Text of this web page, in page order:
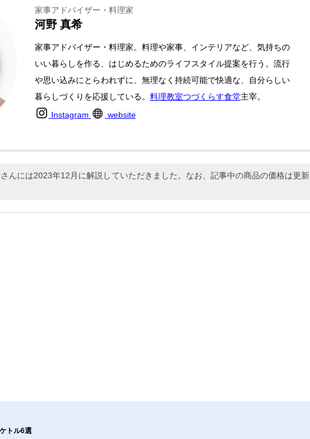
家事アドバイザー・料理家
河野 真希
家事アドバイザー・料理家。料理や家事、インテリアなど、気持ちの
いい暮らしを作る、はじめるためのライフスタイル提案を行う。流行
や思い込みにとらわれずに、無理なく持続可能で快適な、自分らしい
暮らしづくりを応援している。 料理教室つづくらす食堂主宰。
Instagram
website
さんには2023年12月に解説していただきました。なお、記事中の商品の価格は更新
トル6選